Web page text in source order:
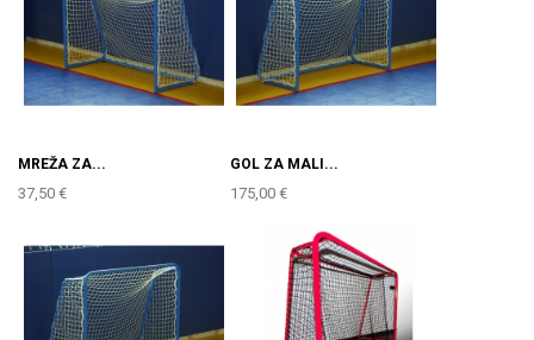
MREŽA ZA...
37,50 €
GOL ZA MALI...
175,00 €